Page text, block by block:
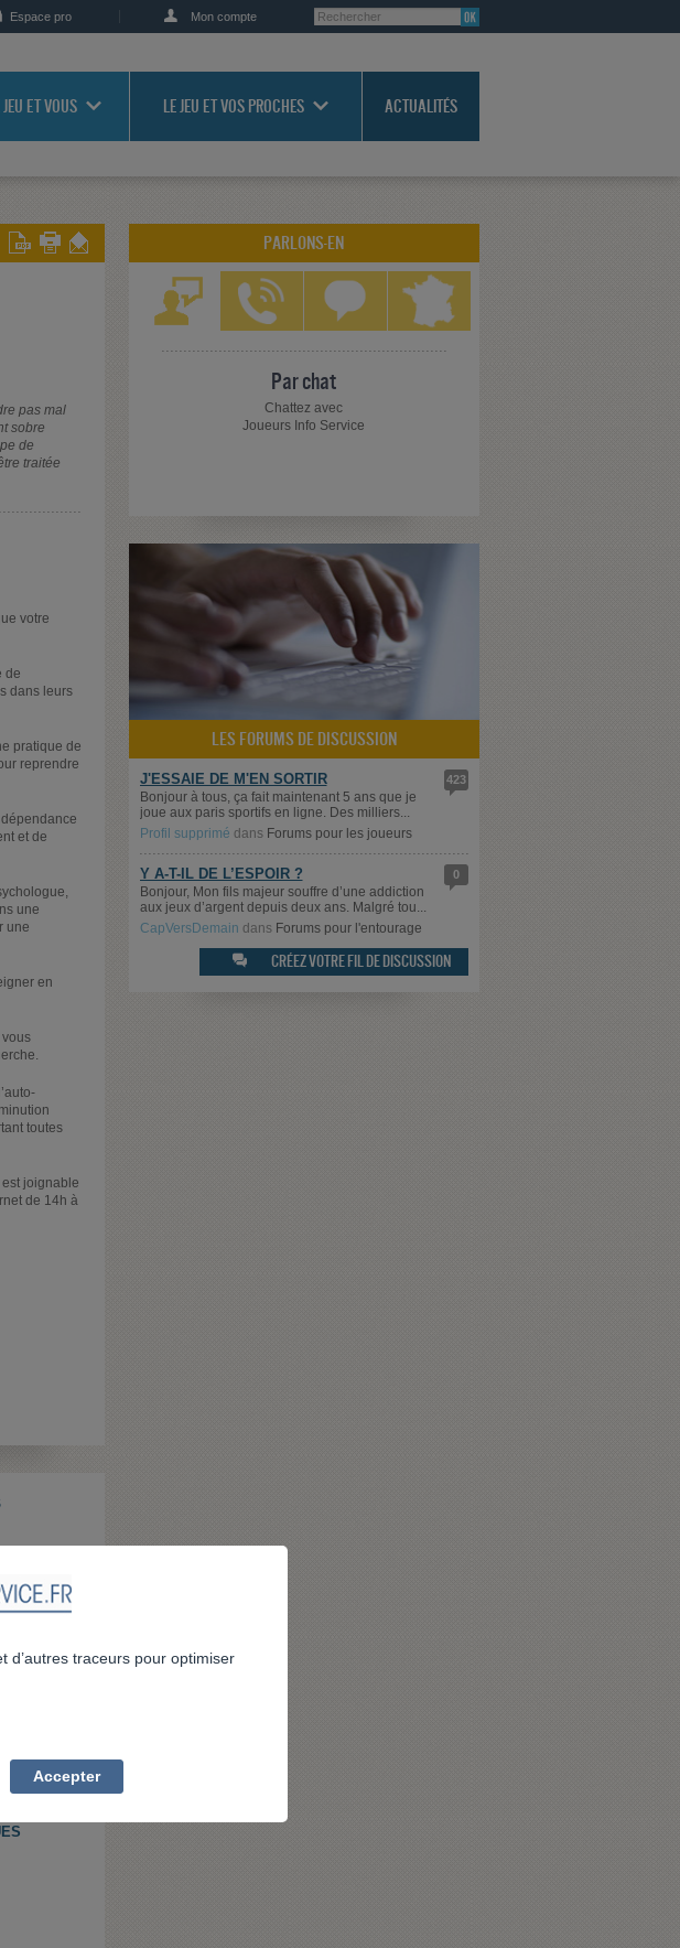
Espace pro Mon compte
JEU ET VOUS LE JEU ET VOS PROCHES ACTUALITÉS
pas mal
sobre
de
traitée
votre
de
dans leurs
pratique de
reprendre
et de
une
une
en
toutes
joignable
de 14h à
9h-12h
DÉTAILLÉE
PARLONS-EN
Par chat
Chattez avec
Joueurs Info Service
LES FORUMS DE DISCUSSION
423
J'ESSAIE DE M'EN SORTIR
Bonjour à tous, ça fait maintenant 5 ans que je
joue aux paris sportifs en ligne. Des milliers...
Profil supprimé dans Forums pour les joueurs
0
Y A-T-IL DE L’ESPOIR ?
Bonjour, Mon fils majeur souffre d’une addiction
aux jeux d’argent depuis deux ans. Malgré tou...
CapVersDemain dans Forums pour l'entourage
 CRÉEZ VOTRE FIL DE DISCUSSION
d’autres traceurs pour optimiser
Accepter